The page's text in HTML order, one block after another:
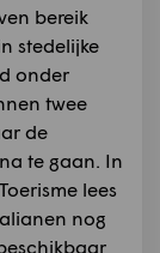
bereik
stedelijke
onder
twee
de
te gaan. In
lees
nog